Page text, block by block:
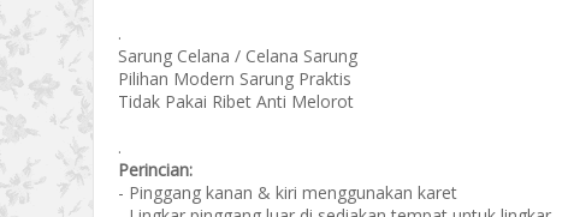
.
Sarung Celana / Celana Sarung
Pilihan Modern Sarung Praktis
Tidak Pakai Ribet Anti Melorot
.
Perincian:
- Pinggang kanan & kiri menggunakan karet